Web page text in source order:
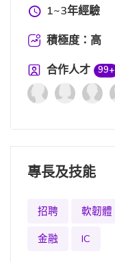
1~3年經驗
積極度：高
合作人才
99+
專長及技能
招聘 軟韌體
金融
IC